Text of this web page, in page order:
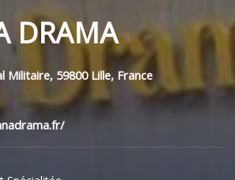
DRAMA
Militaire, 59800 Lille, France